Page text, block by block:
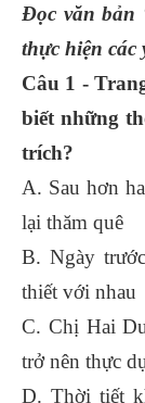
Đọc văn bản
thực hiện các
Câu 1 -
biết những
trích?
A. Sau hơn
lại thăm quê
B. Ngày
thiết với nhau
C. Chị Hai
trở nên thực
D. Thời tiết